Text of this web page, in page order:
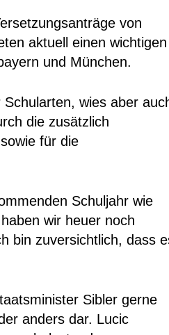
von
aktuell einen wichtigen
und München.
wies aber
die zusätzlich
für die
Schuljahr wie
wir heuer noch
bin zuversichtlich, dass
Sibler gerne
anders dar. Lucic